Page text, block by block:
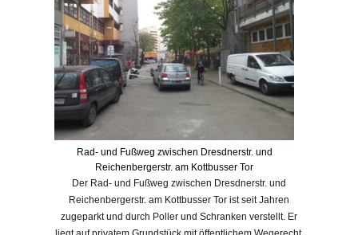
Rad- und Fußweg zwischen Dresdnerstr. und
Reichenbergerstr. am Kottbusser Tor
Der Rad- und Fußweg zwischen Dresdnerstr. und
Reichenbergerstr. am Kottbusser Tor ist seit Jahren
zugeparkt und durch Poller und Schranken verstellt. Er